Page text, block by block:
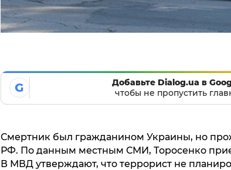
G
Добавьте Dialog.ua в
чтобы не пропустить
Смертник был гражданином Украины, но
РФ. По данным местным СМИ, Торосенко
В МВД утверждают, что террорист не